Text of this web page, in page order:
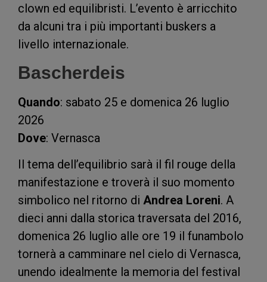
clown ed equilibristi. L’evento è arricchito
da alcuni tra i più importanti buskers a
livello internazionale.
Bascherdeis
Quando: sabato 25 e domenica 26 luglio
2026
Dove: Vernasca
Il tema dell’equilibrio sarà il fil rouge della
manifestazione e troverà il suo momento
simbolico nel ritorno di Andrea Loreni. A
dieci anni dalla storica traversata del 2016,
domenica 26 luglio alle ore 19 il funambolo
tornerà a camminare nel cielo di Vernasca,
unendo idealmente la memoria del festival